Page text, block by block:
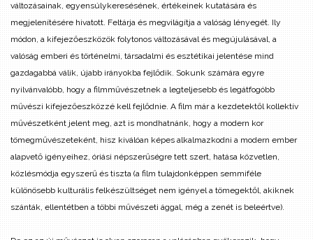
változásainak, egyensúlykeresésének, értékeinek kutatására és
megjelenítésére hivatott. Feltárja és megvilágítja a valóság lényegét. Ily
módon, a kifejezőeszközök folytonos változásával és megújulásával, a
valóság emberi és történelmi, társadalmi és esztétikai jelentése mind
gazdagabbá válik, újabb irányokba fejlődik. Sokunk számára egyre
nyilvánvalóbb, hogy a filmművészetnek a legteljesebb és legátfogóbb
művészi kifejezőeszközzé kell fejlődnie. A film már a kezdetektől kollektív
művészetként jelent meg, azt is mondhatnánk, hogy a modern kor
tömegművészeteként, hisz kiválóan képes alkalmazkodni a modern ember
alapvető igényeihez, óriási népszerűségre tett szert, hatása közvetlen,
közlésmódja egyszerű és tiszta (a film tulajdonképpen semmiféle
különösebb kulturális felkészültséget nem igényel a tömegektől, akiknek
szánták, ellentétben a többi művészeti ággal, még a zenét is beleértve).